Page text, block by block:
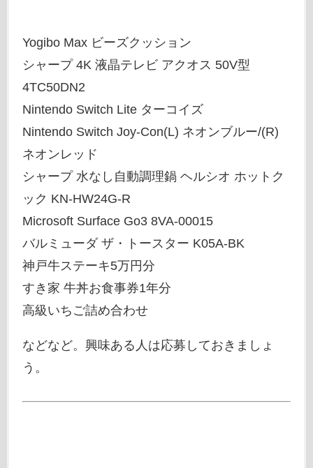
Yogibo Max ビーズクッション
シャープ 4K 液晶テレビ アクオス 50V型
4TC50DN2
Nintendo Switch Lite ターコイズ
Nintendo Switch Joy-Con(L) ネオンブルー/(R)
ネオンレッド
シャープ 水なし自動調理鍋 ヘルシオ ホットク
ック KN-HW24G-R
Microsoft Surface Go3 8VA-00015
バルミューダ ザ・トースター K05A-BK
神戸牛ステーキ5万円分
すき家 牛丼お食事券1年分
高級いちご詰め合わせ
などなど。興味ある人は応募しておきましょ
う。